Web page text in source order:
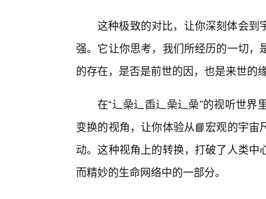
这种极致的对比，让你深刻体会到
强。它让你思考，我们所经历的一切
的存在，是否是前世的因，也是来世的
在“辶喿辶臿辶喿辶喿”的视听世
变换的视角，让你体验从📘宏观的宇
动。这种视角上的转换，打破了人类
而精妙的生命网络中的一部分。